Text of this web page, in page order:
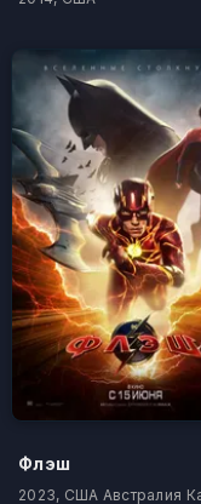
Флэш